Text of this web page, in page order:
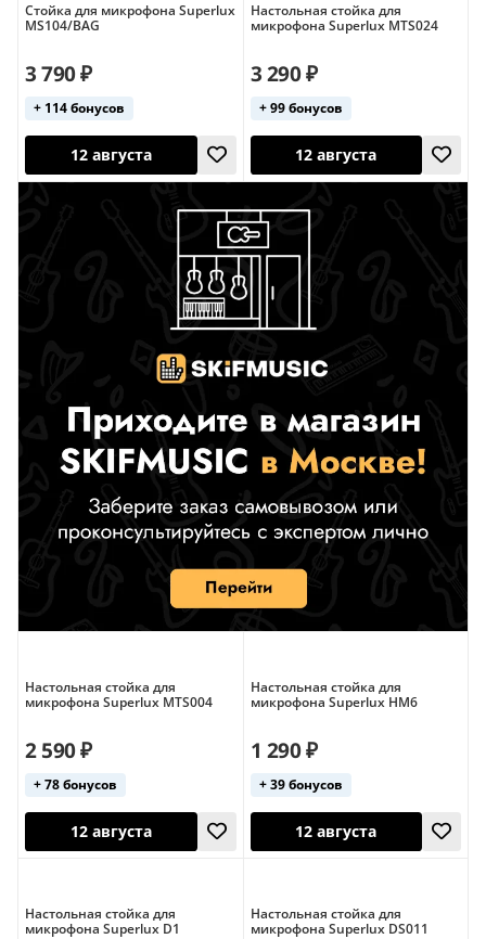
Тайвань
12 августа 12 августа
Стойка для микрофона Superlux
MS104/BAG
Тайвань
3 790 ₽
+ 114 бонусов
Настольная стойка для
микрофона Superlux MTS024
3 290 ₽
+ 99 бонусов
Настольная стойка для
микрофона Superlux MTS004
2 590 ₽
+ 78 бонусов
Настольная стойка для
микрофона Superlux HM6
1 290 ₽
+ 39 бонусов
Настольная стойка для
микрофона Superlux D1
Настольная стойка для
микрофона Superlux DS011